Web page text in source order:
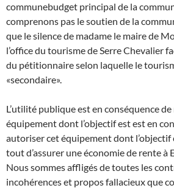
communebudget principal de la
comprenons pas le soutien de la
que le silence de madame le maire de
l’office du tourisme de Serre Chevalier
du pétitionnaire selon laquelle le
«secondaire».
L’utilité publique est en conséquence
équipement dont l’objectif est est en
autoriser cet équipement dont
tout d’assurer une économie de rente à
Nous sommes affligés de toutes les
incohérences et propos fallacieux que